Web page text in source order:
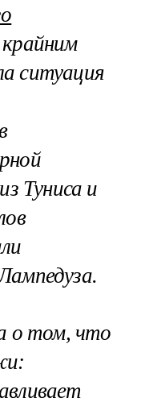
ситуация
Туниса и
.
о том, что